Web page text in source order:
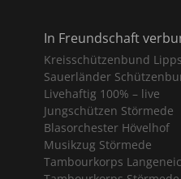
In Freundschaft
Kreisschützenbund
Sauerländer
Livehaftig 100% – live
Jungschützen Störmede
Blasorchester Hövelhof
Musikzug Störmede
Tambourkorps